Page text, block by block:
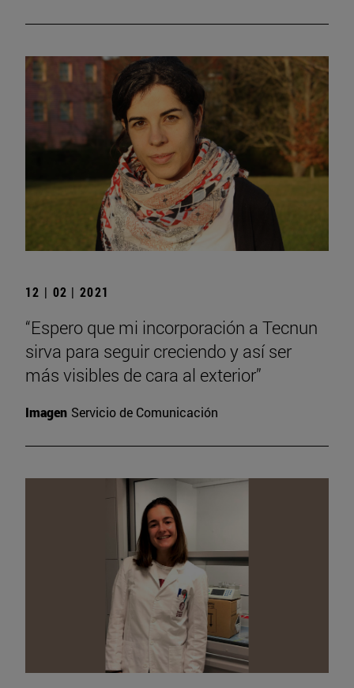
12 | 02 | 2021
“Espero que mi incorporación a Tecnun
sirva para seguir creciendo y así ser
más visibles de cara al exterior”
Imagen Servicio de Comunicación